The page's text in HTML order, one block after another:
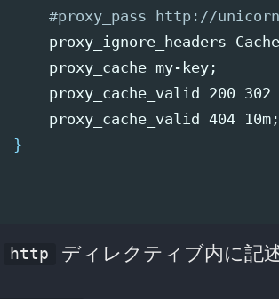
#proxy_pass http://
proxy_ignore_headers
proxy_cache my-key
;
proxy_cache_valid 200 302
proxy_cache_valid 404 10m
;
}
http ディレクティブ内に記